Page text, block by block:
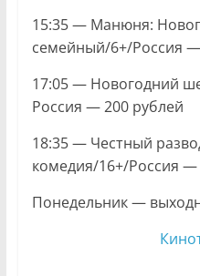
15:35 — Манюня:
семейный/6+/Россия
17:05 — Новогодний
Россия — 200 рублей
18:35 — Честный
комедия/16+/Россия —
Понедельник —